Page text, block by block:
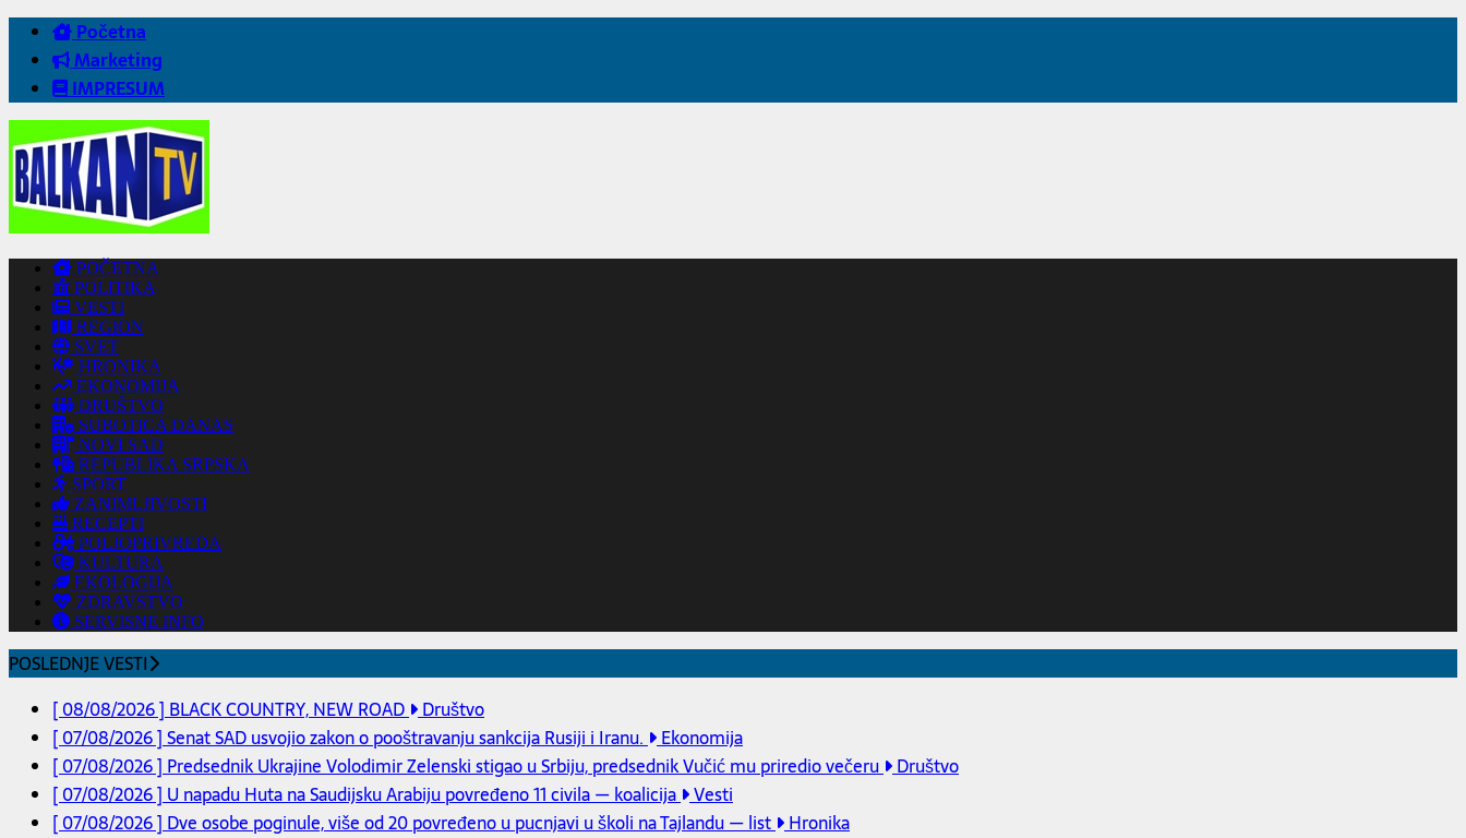
Početna
Marketing
IMPRESUM
POČETNA
POLITIKA
VESTI
REGION
SVET
HRONIKA
EKONOMIJA
DRUŠTVO
SUBOTICA DANAS
NOVI SAD
REPUBLIKA SRPSKA
SPORT
ZANIMLJIVOSTI
RECEPTI
POLJOPRIVREDA
KULTURA
EKOLOGIJA
ZDRAVSTVO
SERVISNE INFO
POSLEDNJE VESTI
[ 08/08/2026 ] BLACK COUNTRY, NEW ROAD
Društvo
[ 07/08/2026 ]Senat SAD usvojio zakon o pooštravanju sankcija Rusiji i Iranu.
Ekonomija
[ 07/08/2026 ] Predsednik Ukrajine Volodimir Zelenski stigao u Srbiju, predsednik Vučić mu priredio večeru
Društvo
[ 07/08/2026 ] U napadu Huta na Saudijsku Arabiju povređeno 11 civila — koalicija
Vesti
[ 07/08/2026 ] Dve osobe poginule, više od 20 povređeno u pucnjavi u školi na Tajlandu — list
Hronika